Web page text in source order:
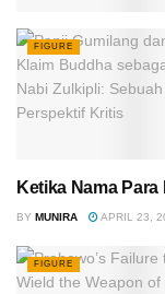
FIGURE
FIGURE
Ketika Nama
BY MUNIRA APRIL 23,
FIGURE